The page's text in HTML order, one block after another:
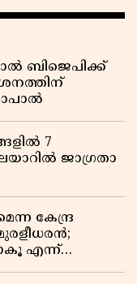
ബിജെപിക്ക്
7
ജാഗ്രതാ
കേന്ദ്ര
എന്ന്